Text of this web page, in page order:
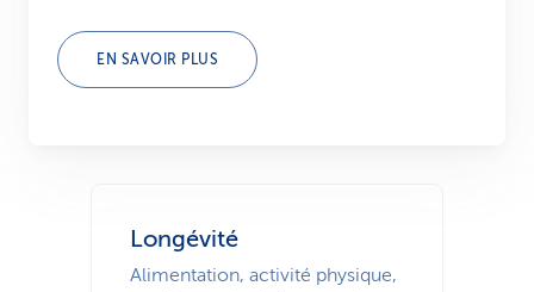
e
EN SAVOIR PLUS
Longévité
Alimentation, activité physique,